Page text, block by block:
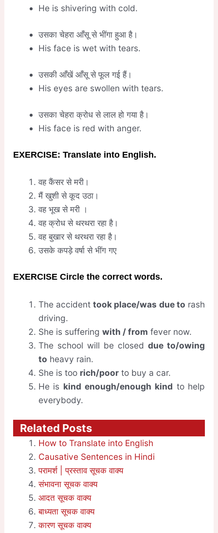
He is shivering with cold.
उसका चेहरा आँसू से भींगा हुआ है।
His face is wet with tears.
उसकी आँखें आँसू से फूल गई हैं।
His eyes are swollen with tears.
उसका चेहरा क्रोध से लाल हो गया है।
His face is red with anger.
EXERCISE: Translate into English.
वह कैंसर से मरी।
मैं खुशी से कूद उठा।
वह भूख से मरी ।
वह क्रोध से थरथरा रहा है।
वह बुखार से थरथरा रहा है।
उसके कपड़े वर्षा से भींग गए
EXERCISE Circle the correct words.
The accidenttook place/was due to rash
driving.
She is suffering with / from fever now.
The school will be closeddue to/owing
to heavy rain.
She is too rich/poorto buy a car.
He is kind enough/enough kind to help
everybody.
Related Posts
How to Translate into English
Causative Sentences in Hindi
परामर्श | प्रस्ताव सूचक वाक्य
संभावना सूचक वाक्य
आदत सूचक वाक्य
बाध्यता सूचक वाक्य
कारण सूचक वाक्य